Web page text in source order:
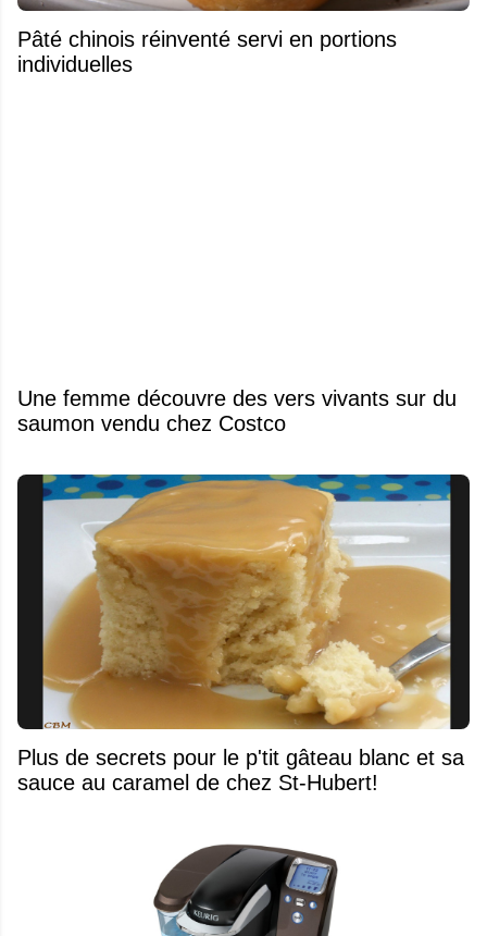
Pâté chinois réinventé servi en portions
individuelles
Une femme découvre des vers vivants sur du
saumon vendu chez Costco
Plus de secrets pour le p'tit gâteau blanc et sa
sauce au caramel de chez St-Hubert!